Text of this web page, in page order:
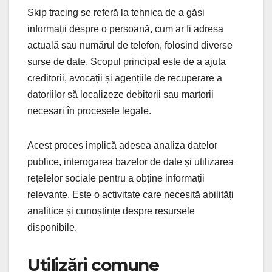
Skip tracing se referă la tehnica de a găsi
informații despre o persoană, cum ar fi adresa
actuală sau numărul de telefon, folosind diverse
surse de date. Scopul principal este de a ajuta
creditorii, avocații și agențiile de recuperare a
datoriilor să localizeze debitorii sau martorii
necesari în procesele legale.
Acest proces implică adesea analiza datelor
publice, interogarea bazelor de date și utilizarea
rețelelor sociale pentru a obține informații
relevante. Este o activitate care necesită abilități
analitice și cunoștințe despre resursele
disponibile.
Utilizări comune